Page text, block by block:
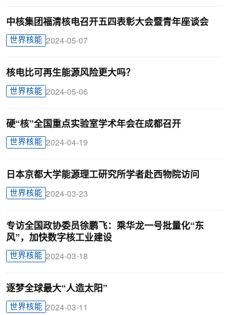
中核集团福清核电召开五四表彰大会暨青年座谈会
世界核能 2024-05-07
核电比可再生能源风险更大吗？
世界核能 2024-05-06
硬“核”全国重点实验室学术年会在成都召开
世界核能 2024-04-19
日本京都大学能源理工研究所学者赴西物院访问
世界核能 2024-03-23
专访全国政协委员徐鹏飞：乘华龙一号批量化“东
风”，加快数字核工业建设
世界核能 2024-03-18
逐梦全球最大“人造太阳”
世界核能 2024-03-11